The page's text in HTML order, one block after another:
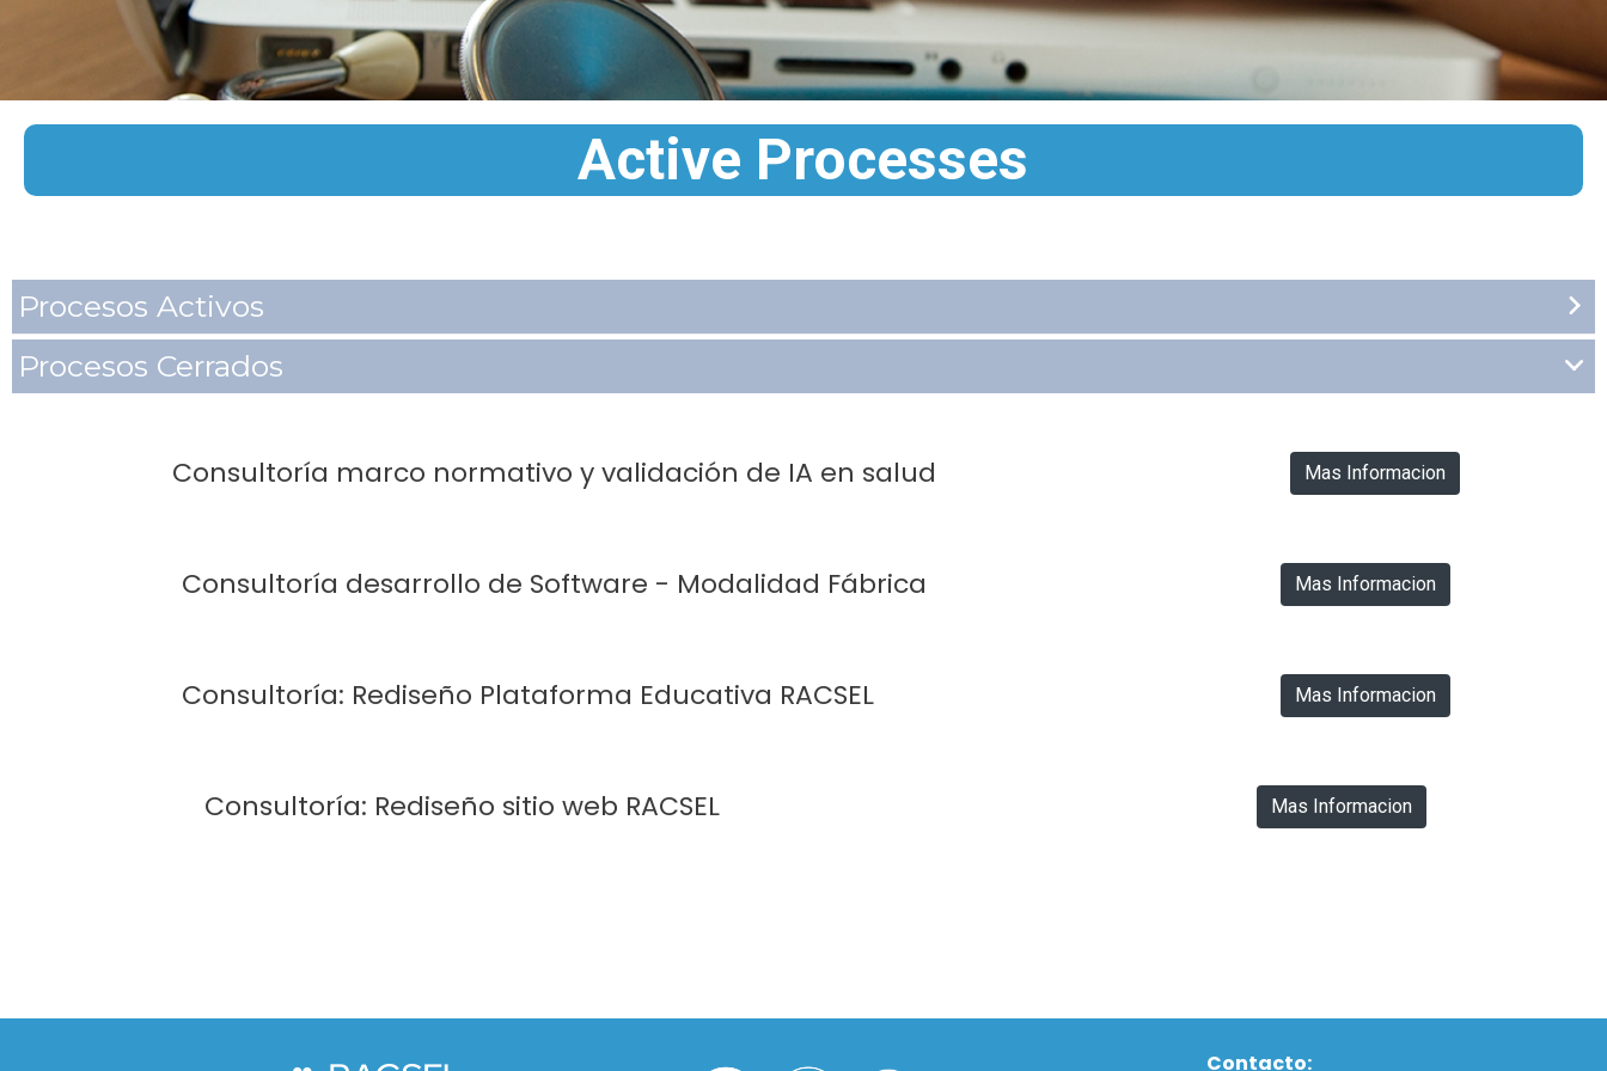
Active Processes
Procesos Activos
Procesos Cerrados
Consultoría marco normativo y validación de IA en salud Mas Informacion
Consultoría desarrollo de Software - Modalidad Fábrica Mas Informacion
Consultoría: Rediseño Plataforma Educativa RACSEL Mas Informacion
Consultoría: Rediseño sitio web RACSEL Mas Informacion
Contacto: